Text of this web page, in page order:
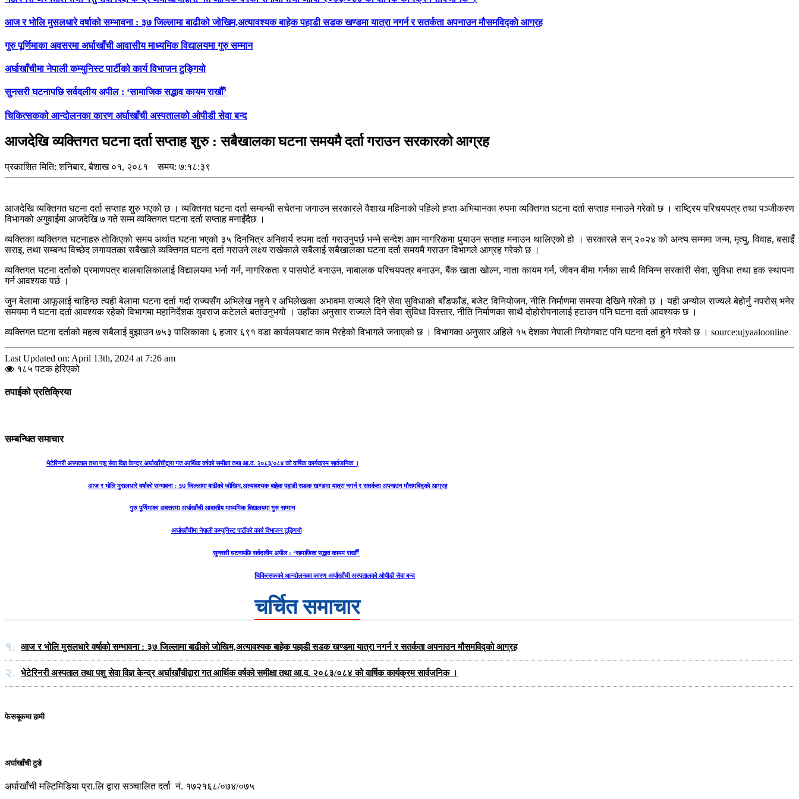
आज र भोलि मुसलधारे वर्षाको सम्भावना : ३७ जिल्लामा बाढीको जोखिम,अत्यावश्यक बाहेक पहाडी सडक खण्डमा यात्रा नगर्न र सतर्कता अपनाउन मौसमविद्काे आग्रह
गुरु पूर्णिमाका अवसरमा अर्घाखाँची आवासीय माध्यमिक विद्यालयमा गुरु सम्मान
अर्घाखाँचीमा नेपाली कम्युनिस्ट पार्टीको कार्य विभाजन टुङ्गियो
सुनसरी घटनापछि सर्वदलीय अपील : ‘सामाजिक सद्भाव कायम राखौँ’
चिकित्सकको आन्दोलनका कारण अर्घाखाँची अस्पतालको ओपीडी सेवा बन्द
आजदेखि व्यक्तिगत घटना दर्ता सप्ताह शुरु : सबैखालका घटना समयमै दर्ता गराउन सरकारको आग्रह
प्रकाशित मिति:शनिबार, बैशाख ०१, २०८१ समय: ७:१८:३९
आजदेखि व्यक्तिगत घटना दर्ता सप्ताह शुरु भएको छ । व्यक्तिगत घटना दर्ता सम्बन्धी सचेतना जगाउन सरकारले वैशाख महिनाको पहिलो हप्ता अभियानका रुपमा व्यक्तिगत घटना दर्ता सप्ताह मनाउने गरेको छ । राष्ट्रिय परिचयपत्र तथा पञ्जीकरण
विभागको अगुवाईमा आजदेखि ७ गते सम्म व्यक्तिगत घटना दर्ता सप्ताह मनाईंदैछ ।
व्यक्तिका व्यक्तिगत घटनाहरु तोकिएको समय अर्थात घटना भएको ३५ दिनभित्र अनिवार्य रुपमा दर्ता गराउनुपर्छ भन्ने सन्देश आम नागरिकमा पुर्‍याउन सप्ताह मनाउन थालिएको हो । सरकारले सन् २०२४ को अन्त्य सम्ममा जन्म, मृत्यु, विवाह, बसाइँ
सराइ, तथा सम्बन्ध विच्छेद लगायतका सबैखाले व्यक्तिगत घटना दर्ता गराउने लक्ष्य राखेकाले सबैलाई सबैखालका घटना दर्ता समयमै गराउन विभागले आग्रह गरेको छ ।
व्यक्तिगत घटना दर्ताको प्रमाणपत्र बालबालिकालाई विद्यालयमा भर्ना गर्न, नागरिकता र पासपोर्ट बनाउन, नाबालक परिचयपत्र बनाउन, बैंक खाता खोल्न, नाता कायम गर्न, जीवन बीमा गर्नका साथै विभिन्न सरकारी सेवा, सुविधा तथा हक स्थापना
गर्न आवश्यक पर्छ ।
जुन बेलामा आफूलाई चाहिन्छ त्यही बेलामा घटना दर्ता गर्दा राज्यसँग अभिलेख नहुने र अभिलेखका अभावमा राज्यले दिने सेवा सुविधाको बाँडफाँड, बजेट विनियोजन, नीति निर्माणमा समस्या देखिने गरेको छ । यही अन्योल राज्यले बेहोर्नु नपरोस् भनेर
समयमा नै घटना दर्ता आवश्यक रहेको विभागमा महानिर्देशक युवराज कटेलले बताउनुभयो । उहाँका अनुसार राज्यले दिने सेवा सुविधा विस्तार, नीति निर्माणका साथै दोहोरोपनालाई हटाउन पनि घटना दर्ता आवश्यक छ ।
व्यक्तिगत घटना दर्ताको महत्व सबैलाई बुझाउन ७५३ पालिकाका ६ हजार ६९१ वडा कार्यलयबाट काम भैरहेको विभागले जनाएको छ । विभागका अनुसार अहिले १५ देशका नेपाली नियोगबाट पनि घटना दर्ता हुने गरेको छ । source:ujyaaloonline
Last Updated on: April 13th, 2024 at 7:26 am
१८५ पटक हेरिएको
तपाईको प्रतिक्रिया
सम्बन्धित समाचार
भेटेरिनरी अस्पताल तथा पशु सेवा विज्ञ केन्द्र अर्घाखाँचीद्वारा गत आर्थिक वर्षको समीक्षा तथा आ.व. २०८३/०८४ को वार्षिक कार्यक्रम सार्वजनिक ।
आज र भोलि मुसलधारे वर्षाको सम्भावना : ३७ जिल्लामा बाढीको जोखिम,अत्यावश्यक बाहेक पहाडी सडक खण्डमा यात्रा नगर्न र सतर्कता अपनाउन मौसमविद्काे आग्रह
गुरु पूर्णिमाका अवसरमा अर्घाखाँची आवासीय माध्यमिक विद्यालयमा गुरु सम्मान
अर्घाखाँचीमा नेपाली कम्युनिस्ट पार्टीको कार्य विभाजन टुङ्गियो
सुनसरी घटनापछि सर्वदलीय अपील : ‘सामाजिक सद्भाव कायम राखौँ’
चिकित्सकको आन्दोलनका कारण अर्घाखाँची अस्पतालको ओपीडी सेवा बन्द
चर्चित समाचार
१. आज र भोलि मुसलधारे वर्षाको सम्भावना : ३७ जिल्लामा बाढीको जोखिम,अत्यावश्यक बाहेक पहाडी सडक खण्डमा यात्रा नगर्न र सतर्कता अपनाउन मौसमविद्काे आग्रह
२. भेटेरिनरी अस्पताल तथा पशु सेवा विज्ञ केन्द्र अर्घाखाँचीद्वारा गत आर्थिक वर्षको समीक्षा तथा आ.व. २०८३/०८४ को वार्षिक कार्यक्रम सार्वजनिक ।
फेसबूकमा हामी
अर्घाखाँची टुडे
अर्घाखाँची मल्टिमिडिया प्रा.लि द्वारा सञ्चालित दर्ता नं. १७२१६८/०७४/०७५